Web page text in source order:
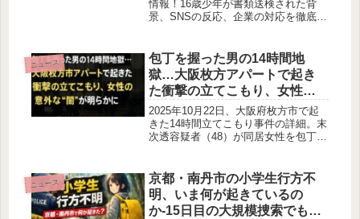
情報！16歳少年が書類送検された背
景、SNSの反応、企業の対応を徹底解
ニュース
包丁を握った男の14時間地
獄…大阪枚方アパートで起き
た衝撃の立てこもり、女性の
意外な”闇”が明らかに
2025年10月22日、大阪府枚方市で起
きた14時間立てこもり事件の詳細。末
次透容疑者（48）が同居女性を包丁で
解説。
ニュース
京都・南丹市の小学生行方不
明、いま何が起きているの
か-15日目の大規模捜索でも手